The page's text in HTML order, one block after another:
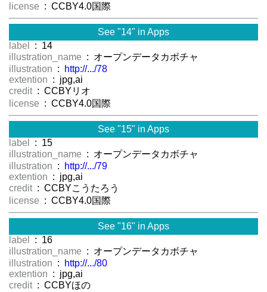
license : CCBY4.0国際
See "14" in Apps
label
: 14
illustration_name : オープンデータカボチャ
illustration :
http://.../78
extention : jpg,ai
credit : CCBYリオ
license : CCBY4.0国際
See "15" in Apps
label
: 15
illustration_name : オープンデータカボチャ
illustration :
http://.../79
extention : jpg,ai
credit : CCBYこうたろう
license : CCBY4.0国際
See "16" in Apps
label
: 16
illustration_name : オープンデータカボチャ
illustration :
http://.../80
extention : jpg,ai
credit : CCBYほの